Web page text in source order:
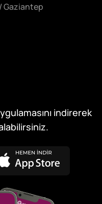
Gaziantep
indirerek